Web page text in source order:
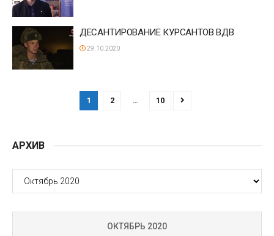
ДЕСАНТИРОВАНИЕ КУРСАНТОВ ВДВ
29.10.2020
1 2 … 10
АРХИВ
АРХИВ
ОКТЯБРЬ 2020